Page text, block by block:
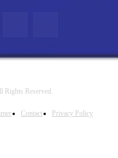
Reserved.
Contact Privacy Policy